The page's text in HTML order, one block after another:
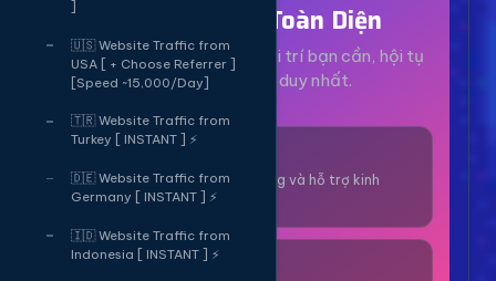
🇺🇸 Website Traffic from
USA [ + Choose Referrer ]
[Speed ~15,000/Day]
🇹🇷 Website Traffic from
Turkey [ INSTANT ] ⚡
🇩🇪 Website Traffic from
Germany [ INSTANT ] ⚡
🇮🇩 Website Traffic from
Indonesia [ INSTANT ] ⚡
Hệ Sinh Thái Toàn Diện
Mọi dịch vụ, tiện ích và giải trí bạn cần, hội tụ
tại một nền tảng duy nhất.
1000+ Dịch Vụ
Công cụ tăng trưởng và hỗ trợ kinh
doanh online.
Thuê OTP SĐT